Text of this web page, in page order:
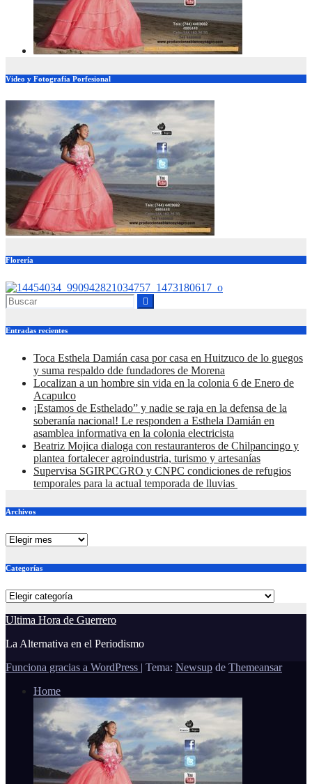
Video y Fotografía Porfesional
Florería
Entradas recientes
Toca Esthela Damián casa por casa en Huitzuco de lo guegos
y suma respaldo dde fundadores de Morena
Localizan a un hombre sin vida en la colonia 6 de Enero de
Acapulco
¡Estamos de Esthelado” y nadie se raja en la defensa de la
soberanía nacional! Le responden a Esthela Damián en
asamblea informativa en la colonia electricista
Beatriz Mojica dialoga con restauranteros de Chilpancingo y
plantea fortalecer agroindustria, turismo y artesanías
Supervisa SGIRPCGRO y CNPC condiciones de refugios
temporales para la actual temporada de lluvias
Archivos
Archivos
Categorías
Categorías
Ultima Hora de Guerrero
La Alternativa en el Periodismo
Funciona gracias a WordPress | Tema: Newsup de Themeansar
Home